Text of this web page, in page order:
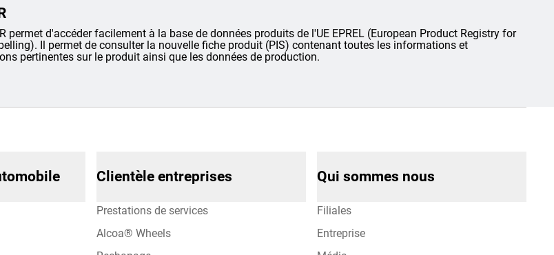
permet d'accéder facilement à la base de données produits de l'UE EPREL (European Product Registry for
Il permet de consulter la nouvelle fiche produit (PIS) contenant toutes les informations et
pertinentes sur le produit ainsi que les données de production.
Clientèle entreprises
Prestations de services
Alcoa® Wheels
Qui sommes nous
Filiales
Entreprise